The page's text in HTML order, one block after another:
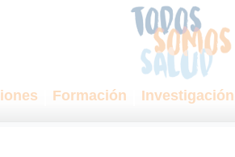
Formación Investigación